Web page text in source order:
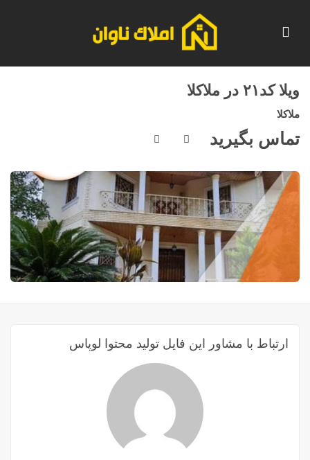
ویلا کد۲۱ در ملاکلا
ملاکلا
تماس بگیرید
ارتباط با مشاور این فایل تولید محتوا لوپاس